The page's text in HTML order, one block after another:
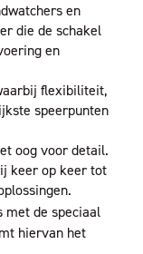
en
die de schakel
en
flexibiliteit,
speerpunten
oog voor detail.
keer op keer tot
met de speciaal
hiervan het